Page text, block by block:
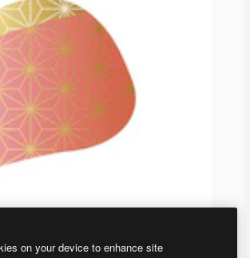
きます。
on your device to enhance site